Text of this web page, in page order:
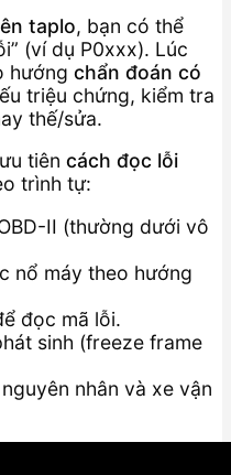
taplo, bạn có thể
(ví dụ P0xxx). Lúc
hướng chẩn đoán có
triệu chứng, kiểm tra
thế/sửa.
tiên cách đọc lỗi
trình tự:
II (thường dưới vô
nổ máy theo hướng
đọc mã lỗi.
sinh (freeze frame
nhân và xe vận